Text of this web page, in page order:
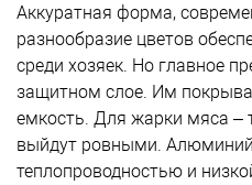
Аккуратная форма,
разнообразие цветов
среди хозяек. Но главное
защитном слое. Им
емкость. Для жарки мяса –
выйдут ровными.
теплопроводностью и